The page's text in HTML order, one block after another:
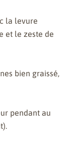
la levure
et le zeste de
bien graissé,
pendant au